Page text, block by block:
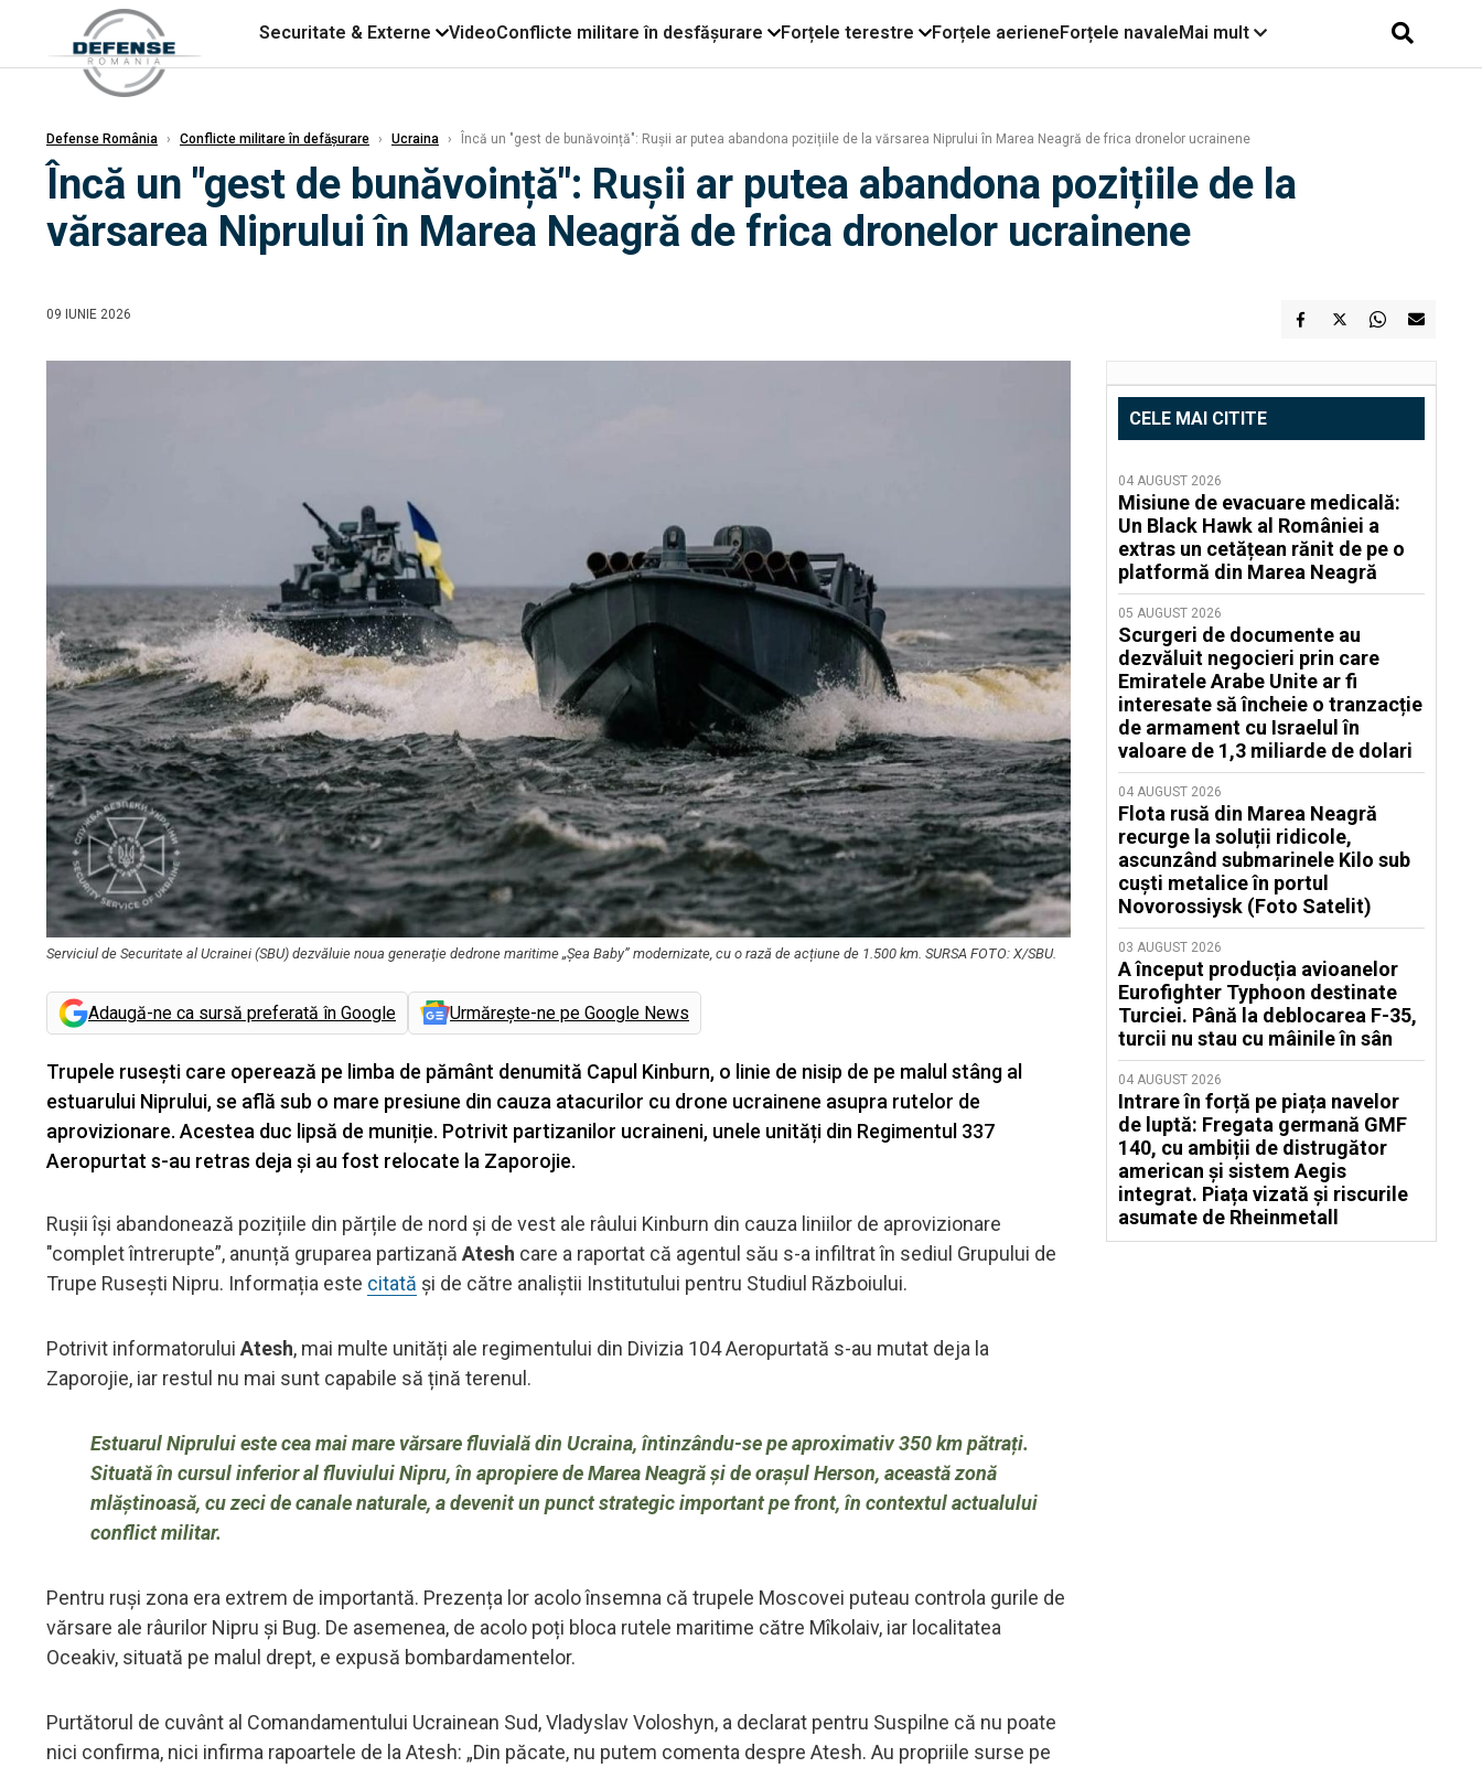
Securitate & Externe VideoConflicte militare în desfășurare Forțele terestre Forțele aerieneForțele navaleMai mult
Defense România › Conflicte militare în defășurare › Ucraina › Încă un "gest de bunăvoință": Rușii ar putea abandona pozițiile de la vărsarea Niprului în Marea Neagră de frica dronelor ucrainene
Încă un "gest de bunăvoință": Rușii ar putea abandona pozițiile de la
vărsarea Niprului în Marea Neagră de frica dronelor ucrainene
09 IUNIE 2026
Serviciul de Securitate al Ucrainei (SBU) dezvăluie noua generaţie dedrone maritime „Şea Baby” modernizate, cu o rază de acțiune de 1.500 km. SURSA FOTO: X/SBU.
Adaugă-ne ca sursă preferată în Google Urmărește-ne pe Google News
Trupele rusești care operează pe limba de pământ denumită Capul Kinburn, o linie de nisip de pe malul stâng al
estuarului Niprului, se află sub o mare presiune din cauza atacurilor cu drone ucrainene asupra rutelor de
aprovizionare. Acestea duc lipsă de muniție. Potrivit partizanilor ucraineni, unele unități din Regimentul 337
Aeropurtat s-au retras deja și au fost relocate la Zaporojie.
Rușii își abandonează pozițiile din părțile de nord și de vest ale râului Kinburn din cauza liniilor de aprovizionare
"complet întrerupte”, anunță gruparea partizană Atesh care a raportat că agentul său s-a infiltrat în sediul Grupului de
Trupe Rusești Nipru. Informația este citată și de către analiștii Institutului pentru Studiul Războiului.
Potrivit informatorului Atesh, mai multe unități ale regimentului din Divizia 104 Aeropurtată s-au mutat deja la
Zaporojie, iar restul nu mai sunt capabile să țină terenul.
Estuarul Niprului este cea mai mare vărsare fluvială din Ucraina, întinzându-se pe aproximativ 350 km pătrați.
Situată în cursul inferior al fluviului Nipru, în apropiere de Marea Neagră și de orașul Herson, această zonă
mlăștinoasă, cu zeci de canale naturale, a devenit un punct strategic important pe front, în contextul actualului
conflict militar.
Pentru ruși zona era extrem de importantă. Prezența lor acolo însemna că trupele Moscovei puteau controla gurile de
vărsare ale râurilor Nipru și Bug. De asemenea, de acolo poți bloca rutele maritime către Mîkolaiv, iar localitatea
Oceakiv, situată pe malul drept, e expusă bombardamentelor.
Purtătorul de cuvânt al Comandamentului Ucrainean Sud, Vladyslav Voloshyn, a declarat pentru Suspilne că nu poate
nici confirma, nici infirma rapoartele de la Atesh: „Din păcate, nu putem comenta despre Atesh. Au propriile surse pe
CELE MAI CITITE
04 AUGUST 2026
Misiune de evacuare medicală:
Un Black Hawk al României a
extras un cetățean rănit de pe o
platformă din Marea Neagră
05 AUGUST 2026
Scurgeri de documente au
dezvăluit negocieri prin care
Emiratele Arabe Unite ar fi
interesate să încheie o tranzacție
de armament cu Israelul în
valoare de 1,3 miliarde de dolari
04 AUGUST 2026
Flota rusă din Marea Neagră
recurge la soluții ridicole,
ascunzând submarinele Kilo sub
cuști metalice în portul
Novorossiysk (Foto Satelit)
03 AUGUST 2026
A început producția avioanelor
Eurofighter Typhoon destinate
Turciei. Până la deblocarea F-35,
turcii nu stau cu mâinile în sân
04 AUGUST 2026
Intrare în forță pe piața navelor
de luptă: Fregata germană GMF
140, cu ambiții de distrugător
american și sistem Aegis
integrat. Piața vizată și riscurile
asumate de Rheinmetall